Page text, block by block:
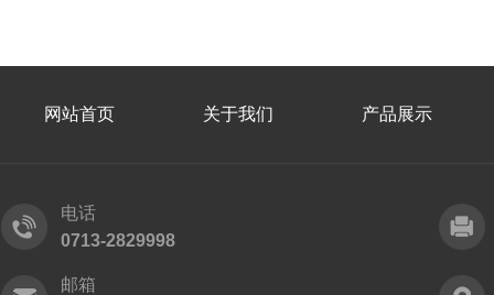
网站首页 关于我们 产品展示
电话
0713-2829998
邮箱